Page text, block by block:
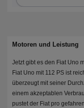
Motoren und Leistung
Jetzt gibt es den Fiat Uno
Fiat Uno mit 112 PS ist
überzeugt mit seiner
einem akzeptablen
pustet der Fiat pro